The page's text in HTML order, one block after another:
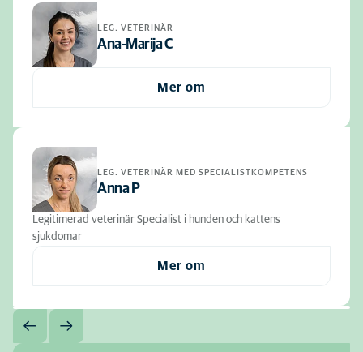
LEG. VETERINÄR
Ana-Marija C
Mer om
LEG. VETERINÄR MED SPECIALISTKOMPETENS
Anna P
Legitimerad veterinär Specialist i hunden och kattens
sjukdomar
Mer om